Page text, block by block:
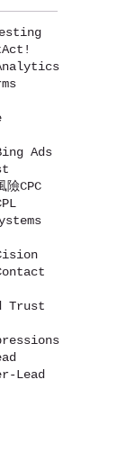
Act!
Ads
險CPC
Trust
Lead